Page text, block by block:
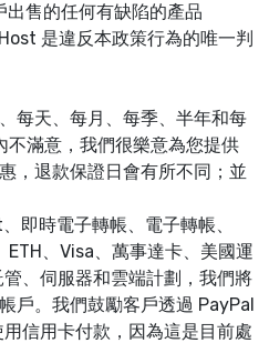
售的任何有缺陷的產品
是違反本政策行為的唯一判
每天、每月、每季、半年和每
不滿意，我們很樂意為您提供
，退款保證日會有所不同；並
即時電子轉帳、電子轉帳、
ETH、Visa、萬事達卡、美國運
、伺服器和雲端計劃，我們將
戶。我們鼓勵客戶透過 PayPal
信用卡付款，因為這是目前處